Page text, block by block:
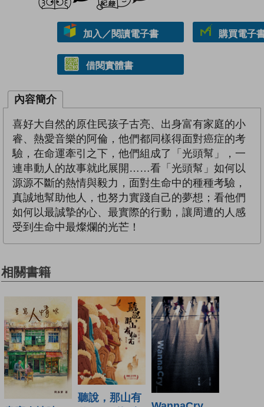
加入／閱讀電子書 購買電子
借閱實體書
內容簡介
喜好大自然的原住民孩子古亮、出身富有家庭的小
睿、熱愛音樂的阿倫，他們都同樣得面對癌症的考
驗，在命運牽引之下，他們組成了「光頭幫」，一
連串動人的故事就此展開……看「光頭幫」如何以
源源不斷的熱情與毅力，面對生命中的種種考驗，
真誠地幫助他人，也努力實踐自己的夢想；看他們
如何以最誠摯的心、最實際的行動，讓周遭的人感
受到生命中最燦爛的光芒！
相關書籍
聽說，那山有